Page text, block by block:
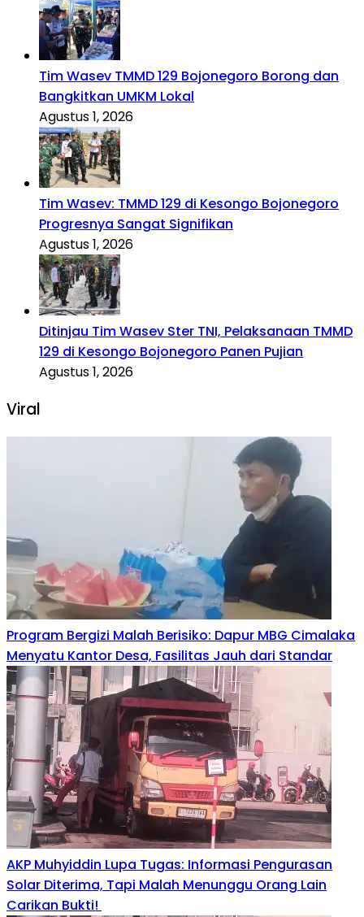
Tim Wasev TMMD 129 Bojonegoro Borong dan
Bangkitkan UMKM Lokal
Agustus 1, 2026
Tim Wasev: TMMD 129 di Kesongo Bojonegoro
Progresnya Sangat Signifikan
Agustus 1, 2026
Ditinjau Tim Wasev Ster TNI, Pelaksanaan TMMD
129 di Kesongo Bojonegoro Panen Pujian
Agustus 1, 2026
Viral
Program Bergizi Malah Berisiko: Dapur MBG Cimalaka
Menyatu Kantor Desa, Fasilitas Jauh dari Standar
AKP Muhyiddin Lupa Tugas: Informasi Pengurasan
Solar Diterima, Tapi Malah Menunggu Orang Lain
Carikan Bukti!